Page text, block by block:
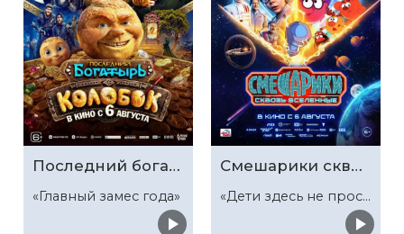
Последний богатырь. Колобок
«Главный замес года»
Смешарики сквозь вселенные
«Дети здесь не просто так»